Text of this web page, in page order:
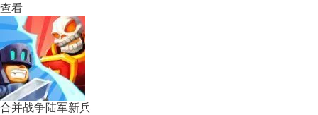
查看
合并战争陆军新兵